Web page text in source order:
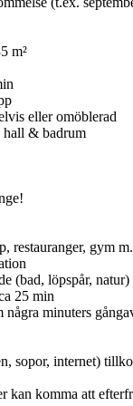
m²
eller omöblerad
hall & badrum
restauranger, gym
(bad, löpspår, natur)
25 min
minuters
sopor, internet)